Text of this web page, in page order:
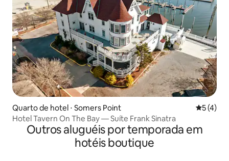
Quarto de hotel ⋅ Somers Point 5 de
5 (4)
Hotel Tavern On The Bay — Suíte Frank Sinatra
Outros aluguéis por temporada em
hotéis boutique